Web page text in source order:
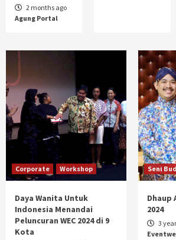
2 months ago
Agung Portal
Corporate Workshop
Daya Wanita Untuk
Indonesia Menandai
Peluncuran WEC 2024 di 9
Kota
Seni
Dhaup
2024
3